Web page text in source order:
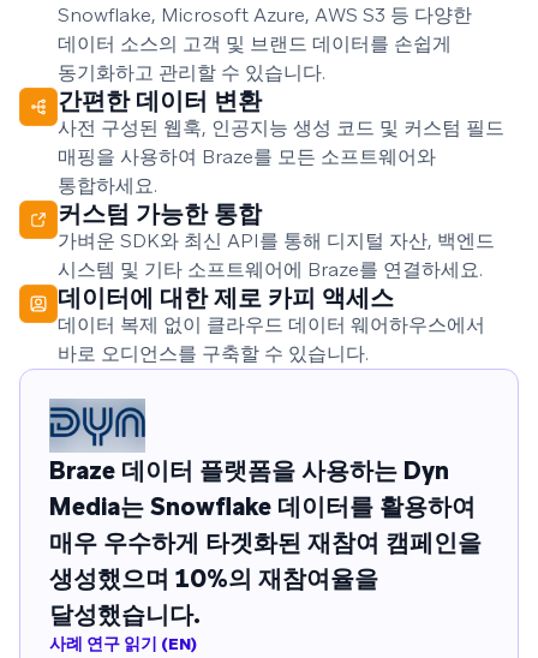
Snowflake, Microsoft Azure, AWS S3 등 다양한
데이터 소스의 고객 및 브랜드 데이터를 손쉽게
동기화하고 관리할 수 있습니다.
간편한 데이터 변환
사전 구성된 웹훅, 인공지능 생성 코드 및 커스텀 필드
매핑을 사용하여 Braze를 모든 소프트웨어와
통합하세요.
커스텀 가능한 통합
가벼운 SDK와 최신 API를 통해 디지털 자산, 백엔드
시스템 및 기타 소프트웨어에 Braze를 연결하세요.
데이터에 대한 제로 카피 액세스
데이터 복제 없이 클라우드 데이터 웨어하우스에서
바로 오디언스를 구축할 수 있습니다.
Braze 데이터 플랫폼을 사용하는 Dyn
Media는 Snowflake 데이터를 활용하여
매우 우수하게 타겟화된 재참여 캠페인을
생성했으며 10%의 재참여율을
달성했습니다.​​​​
사례 연구 읽기 (EN)